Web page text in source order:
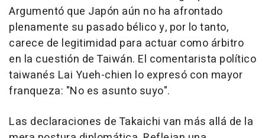
Argumentó que Japón aún no ha afrontado
plenamente su pasado bélico y, por lo tanto,
carece de legitimidad para actuar como árbitro
en la cuestión de Taiwán. El comentarista político
taiwanés Lai Yueh-chien lo expresó con mayor
franqueza: "No es asunto suyo".
Las declaraciones de Takaichi van más allá de la